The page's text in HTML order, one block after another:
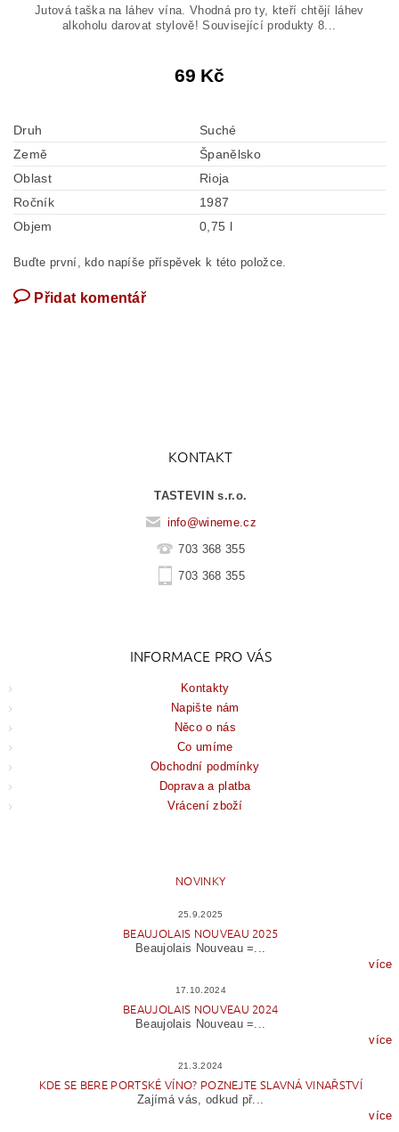
Jutová taška na láhev vína. Vhodná pro ty, kteří chtějí láhev
alkoholu darovat stylově! Související produkty 8...
69 Kč
Druh
Suché
Země
Španělsko
Oblast
Rioja
Ročník
1987
Objem
0,75 l
Buďte první, kdo napíše příspěvek k této položce.
Přidat komentář
KONTAKT
TASTEVIN s.r.o.
info@wineme.cz
703 368 355
703 368 355
INFORMACE PRO VÁS
Kontakty
Napište nám
Něco o nás
Co umíme
Obchodní podmínky
Doprava a platba
Vrácení zboží
NOVINKY
25.9.2025
BEAUJOLAIS NOUVEAU 2025
Beaujolais Nouveau =...
více
17.10.2024
BEAUJOLAIS NOUVEAU 2024
Beaujolais Nouveau =...
více
21.3.2024
KDE SE BERE PORTSKÉ VÍNO? POZNEJTE SLAVNÁ VINAŘSTVÍ
Zajímá vás, odkud př...
více